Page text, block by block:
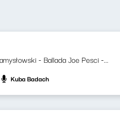
- Ballada Joe Pesci -...
Kuba Badach